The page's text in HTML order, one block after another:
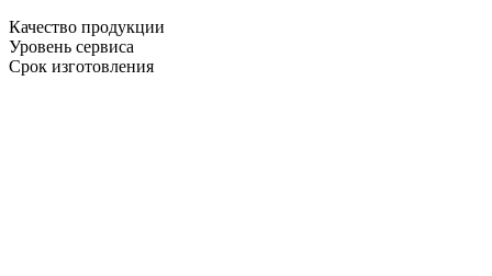
Качество продукции
Уровень сервиса
Срок изготовления